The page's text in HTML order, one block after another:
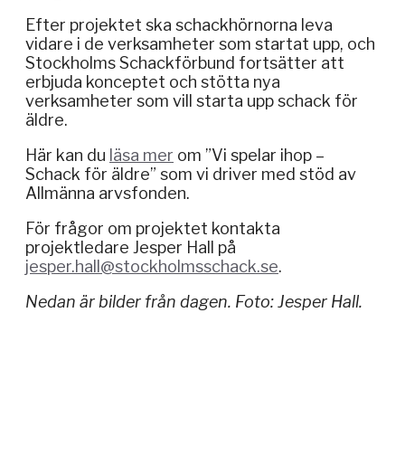
Efter projektet ska schackhörnorna leva
vidare i de verksamheter som startat upp, och
Stockholms Schackförbund fortsätter att
erbjuda konceptet och stötta nya
verksamheter som vill starta upp schack för
äldre.
Här kan du läsa mer om ”Vi spelar ihop –
Schack för äldre” som vi driver med stöd av
Allmänna arvsfonden.
För frågor om projektet kontakta
projektledare Jesper Hall på
jesper.hall@stockholmsschack.se.
Nedan är bilder från dagen. Foto: Jesper Hall.